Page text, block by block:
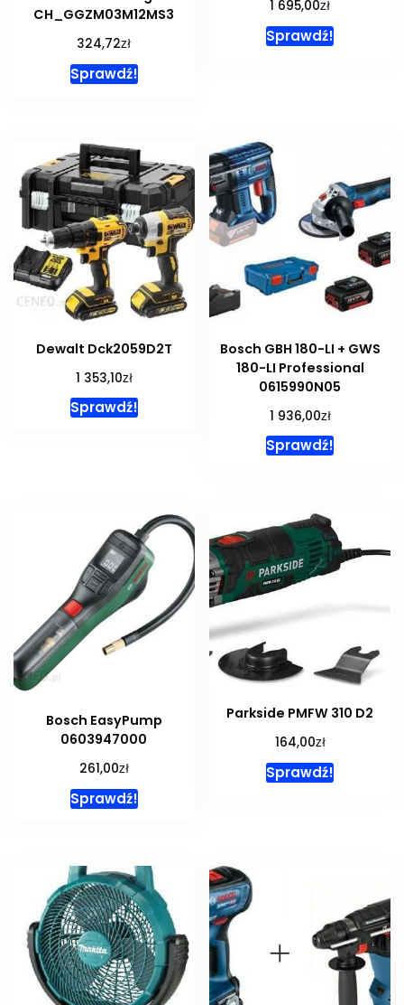
CH_GGZM03M12MS3
324,72zł
Sprawdź!
1 695,00zł
Sprawdź!
Dewalt Dck2059D2T
1 353,10zł
Sprawdź!
Bosch GBH 180-LI + GWS
180-LI Professional
0615990N05
1 936,00zł
Sprawdź!
Bosch EasyPump
0603947000
261,00zł
Sprawdź!
Parkside PMFW 310 D2
164,00zł
Sprawdź!